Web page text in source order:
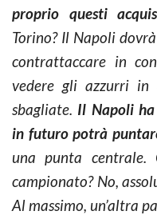
proprio questi
Torino? Il Napoli
contrattaccare in
vedere gli azzurri in
sbagliate. Il Napoli ha
in futuro potrà
una punta
campionato? No,
Al massimo, un’altra